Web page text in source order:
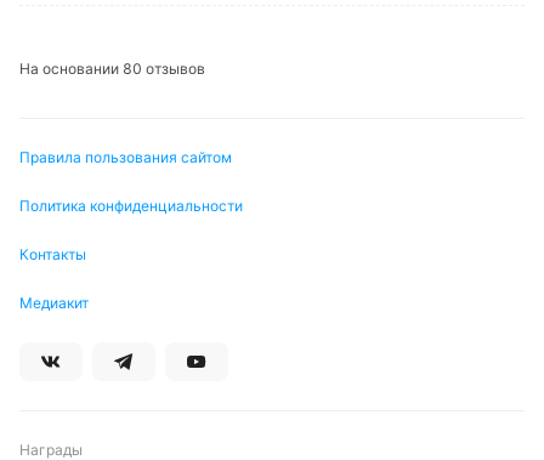
На основании 80 отзывов
Правила пользования сайтом
Политика конфиденциальности
Контакты
Медиакит
Награды